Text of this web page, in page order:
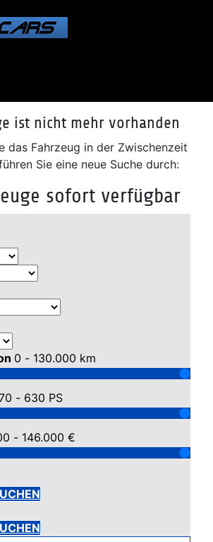
ist nicht mehr vorhanden
das Fahrzeug in der Zwischenzeit
Sie eine neue Suche durch:
sofort verfügbar
0 - 130.000 km
- 630 PS
- 146.000 €